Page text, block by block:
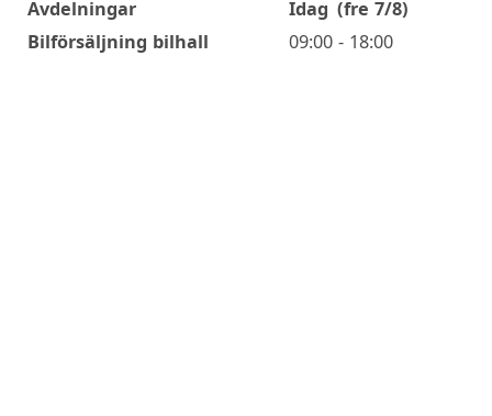
Öppettider
Avdelningar Idag (fre 7/8)
Bilförsäljning bilhall
09:00 - 18:00